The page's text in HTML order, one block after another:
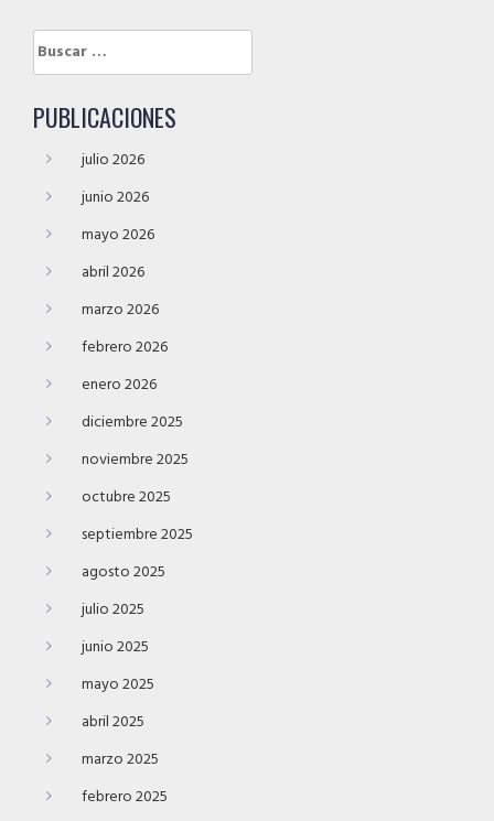
Buscar:
PUBLICACIONES
julio 2026
junio 2026
mayo 2026
abril 2026
marzo 2026
febrero 2026
enero 2026
diciembre 2025
noviembre 2025
octubre 2025
septiembre 2025
agosto 2025
julio 2025
junio 2025
mayo 2025
abril 2025
marzo 2025
febrero 2025